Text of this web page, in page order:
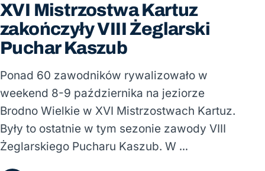
XVI Mistrzostwa Kartuz
zakończyły VIII Żeglarski
Puchar Kaszub
Ponad 60 zawodników rywalizowało w
weekend 8-9 października na jeziorze
Brodno Wielkie w XVI Mistrzostwach Kartuz.
Były to ostatnie w tym sezonie zawody VIII
Żeglarskiego Pucharu Kaszub. W …